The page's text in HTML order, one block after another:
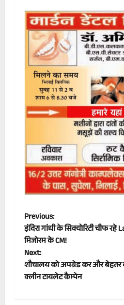
P
o
s
t
Previous:
इंदिरा गांधी के सिक्योरिटी चीफ
मिजोरम के CM!
Next:
शौचालय को अपग्रेड कर और बेहतर
क्लीन टायलेट कैम्पेन